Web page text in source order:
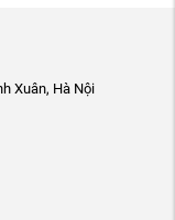
Xuân, Hà Nội